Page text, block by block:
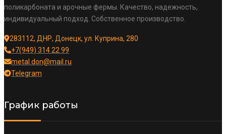
поликарбоната и арочные фермы. Качество, надежность,
индивидуальный подход. Собственное производство.
283112, ДНР, Донецк, ул. Куприна, 280
+7(949) 314 22 99
metal.don@mail.ru
Telegram
График работы